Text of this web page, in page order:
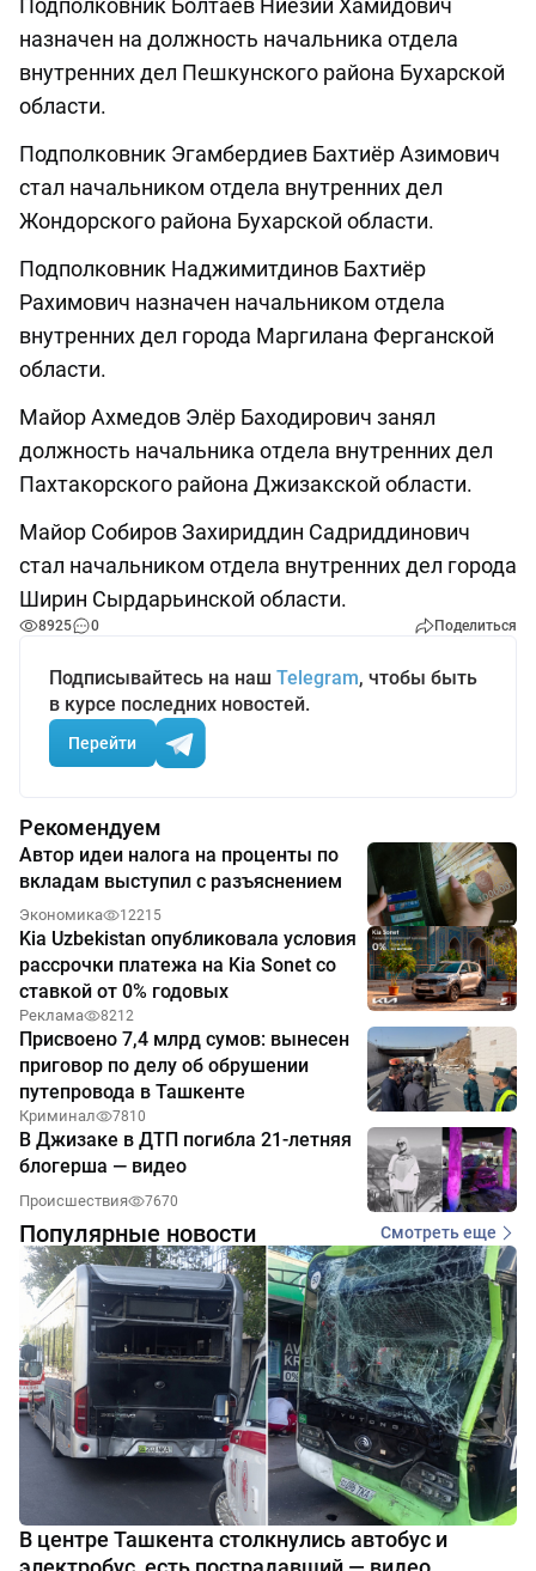
Подполковник Болтаев Ниёзий Хамидович
назначен на должность начальника отдела
внутренних дел Пешкунского района Бухарской
области.
Подполковник Эгамбердиев Бахтиёр Азимович
стал начальником отдела внутренних дел
Жондорского района Бухарской области.
Подполковник Наджимитдинов Бахтиёр
Рахимович назначен начальником отдела
внутренних дел города Маргилана Ферганской
области.
Майор Ахмедов Элёр Баходирович занял
должность начальника отдела внутренних дел
Пахтакорского района Джизакской области.
Майор Собиров Захириддин Садриддинович
стал начальником отдела внутренних дел города
Ширин Сырдарьинской области.
8925 0 Поделиться
Подписывайтесь на наш Telegram, чтобы быть
в курсе последних новостей.
Перейти
Рекомендуем
Автор идеи налога на проценты по
вкладам выступил с разъяснением
Экономика 12215
Kia Uzbekistan опубликовала условия
рассрочки платежа на Kia Sonet со
ставкой от 0% годовых
Реклама 8212
Присвоено 7,4 млрд сумов: вынесен
приговор по делу об обрушении
путепровода в Ташкенте
Криминал 7810
В Джизаке в ДТП погибла 21-летняя
блогерша — видео
Происшествия 7670
Популярные новости Смотреть еще
В центре Ташкента столкнулись автобус и